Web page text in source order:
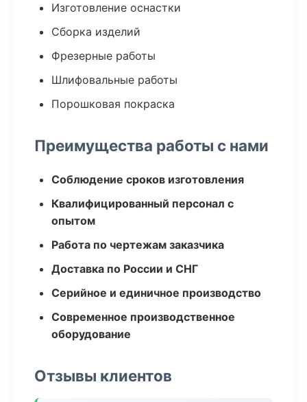
Изготовление оснастки
Сборка изделий
Фрезерные работы
Шлифовальные работы
Порошковая покраска
Преимущества работы с нами
Соблюдение сроков изготовления
Квалифицированный персонал с
опытом
Работа по чертежам заказчика
Доставка по России и СНГ
Серийное и единичное производство
Современное производственное
оборудование
Отзывы клиентов